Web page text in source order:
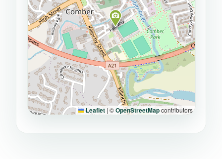
Leaflet | ©OpenStreetMapcontributors